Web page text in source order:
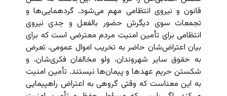
قانون و نیروی انتظامی مهم می‌شود. گردهمایی‌ها و
تجمعات سوی دیگرش حضور بالفعل و جدی نیروی
انتظامی برای تأمین امنیت مردم معترضی است که برای
بیان اعتراض‌شان حاضر به تخریب اموال عمومی، تعرض
به حقوق سایر شهروندان، ولو مخالفان فکری‌شان، و
شکستن حریم عهدها و پیمان‌ها نیستند. تأمین امنیت
به این معناست که وقتی گروهی به اعتراض راهپیمایی